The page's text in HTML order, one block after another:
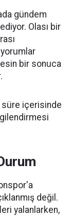
gündem
Olası bir
bir sonuca
süre içerisinde
değil.
yalanlarken,